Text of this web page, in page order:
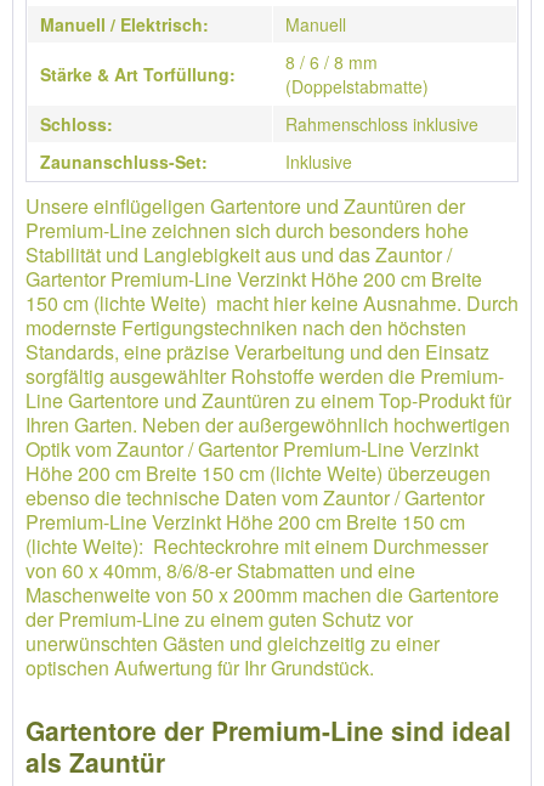
Manuell / Elektrisch:
Manuell
Stärke & Art Torfüllung:
8 / 6 / 8 mm
(Doppelstabmatte)
Schloss:
Rahmenschloss inklusive
Zaunanschluss-Set:
Inklusive
Unsere einflügeligen Gartentore und Zauntüren der
Premium-Line zeichnen sich durch besonders hohe
Stabilität und Langlebigkeit aus und das Zauntor /
Gartentor Premium-Line Verzinkt Höhe 200 cm Breite
150 cm (lichte Weite) macht hier keine Ausnahme. Durch
modernste Fertigungstechniken nach den höchsten
Standards, eine präzise Verarbeitung und den Einsatz
sorgfältig ausgewählter Rohstoffe werden die Premium-
Line Gartentore und Zauntüren zu einem Top-Produkt für
Ihren Garten. Neben der außergewöhnlich hochwertigen
Optik vom Zauntor / Gartentor Premium-Line Verzinkt
Höhe 200 cm Breite 150 cm (lichte Weite) überzeugen
ebenso die technische Daten vom Zauntor / Gartentor
Premium-Line Verzinkt Höhe 200 cm Breite 150 cm
(lichte Weite): Rechteckrohre mit einem Durchmesser
von 60 x 40mm, 8/6/8-er Stabmatten und eine
Maschenweite von 50 x 200mm machen die Gartentore
der Premium-Line zu einem guten Schutz vor
unerwünschten Gästen und gleichzeitig zu einer
optischen Aufwertung für Ihr Grundstück.
Gartentore der Premium-Line sind ideal
als Zauntür